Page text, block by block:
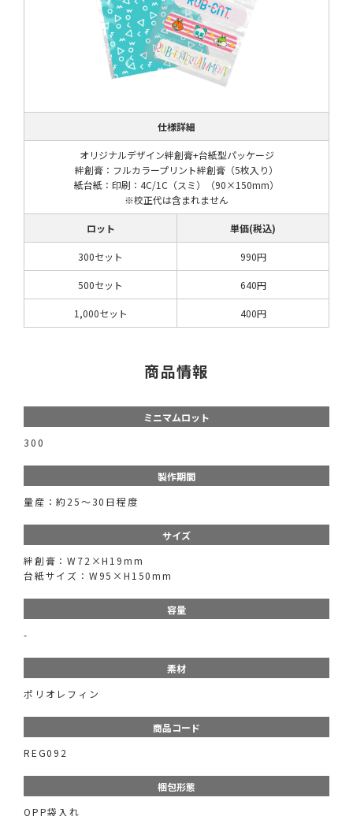
仕様詳細
オリジナルデザイン絆創膏+台紙型パッケージ
絆創膏：フルカラープリント絆創膏（5枚入り）
紙台紙：印刷：4C/1C（スミ）（90×150mm）
※校正代は含まれません
ロット 単価(税込)
300セット 990円
500セット 640円
1,000セット 400円
商品情報
ミニマムロット
300
製作期間
量産：約25～30日程度
サイズ
絆創膏：W72×H19mm
台紙サイズ：W95×H150mm
容量
-
素材
ポリオレフィン
商品コード
REG092
梱包形態
OPP袋入れ